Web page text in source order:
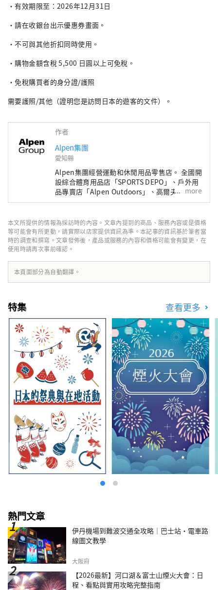
・有效期限至：2026年12月31日
・請在收銀台出示優惠券畫面。
・不可與其他折扣同時使用。
・購物金額含稅 5,500 日圓以上可免稅。
・免稅購買者的身分證/護照
需要護照/其他（證明您是訪問日本的遊客的文件）。
作者
Alpen集團
愛知縣
Alpen集團經營運動和休閒用品零售店。 全國開
設綜合體育用品店「SPORTS DEPO」、戶外用
品專賣店「Alpen Outdoors」、高爾夫專賣店
「GOLF5」，銷售知名運動品牌的體育用品以
和服務選擇，以滿足所有運動愛好者的需求。
more
本文所提供的情報為採訪時的內容。文章內提到的商品、服務內容或是價格
等可能會有所更動，請實際以店家提供資訊為準。本記事的資訊基於筆者當
時的調查和撰寫。文章發佈後，產品或服務的內容和價格可能會有變更，在
使用時請再次事前確認。
本頁面部分為自動翻譯。
特集 查看更多
熱門文章
伊丹機場到難波交通全攻略｜巴士站・電車路
線圖文教學
大阪府
【2026最新】河口湖＆富士山煙火大會：日
程、看點與實用攻略完整指南